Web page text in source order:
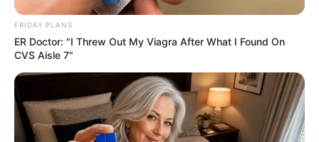
FRIDAY PLANS
ER Doctor: "I Threw Out My Viagra After What I Found On
CVS Aisle 7"